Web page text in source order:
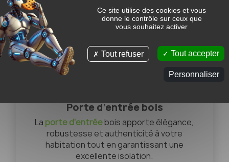
Ce site utilise des cookies et vous
donne le contrôle sur ceux que
vous souhaitez activer
Tout accepter
Tout refuser
Personnaliser
Des portes et menuiseries bois
sur mesure pour sublimer vos
façades et leur donner charme
et caractère
Le bois est également très apprécié pour la
fabrication de portes d’entrée et portes-
Porte d’entrée bois
La porte d’entréebois apporte élégance,
robustesse et authenticité à votre
habitation tout en garantissant une
excellente isolation.